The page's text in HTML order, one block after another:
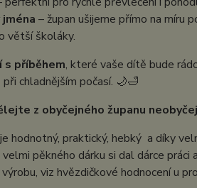
– župan ušijeme přímo na míru
větší školáky.
s příběhem, které vaše dítě bude
chladnějším počasí. 🌙🛁
z obyčejného županu
hodnotný, praktický, hebký a díky
pěkného dárku si dal dárce práci
viz hvězdičkové hodnocení u